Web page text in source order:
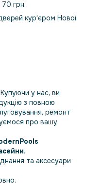
грн.
кур'єром Нової
Купуючи у нас, ви
з повною
ремонт
про вашу
.
та аксесуари